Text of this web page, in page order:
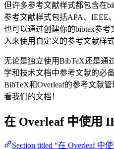
但许多参考文献样式都包含在
参考文献样式包括APA、IEEE
也可以通过创建你的bibtex参
入来使用自定义的参考文献样式
无论是独立使用BibTeX还是通
学和技术文档中参考文献的必
BibTeX和Overleaf的参考文献
看我们的文档！
在 Overleaf 中使用
Section titled “在 Overleaf 中